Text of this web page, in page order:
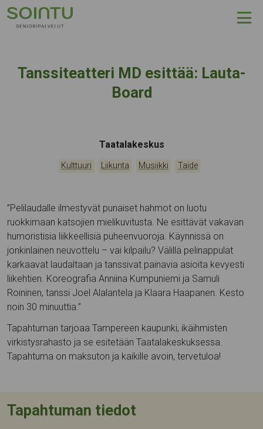
Hyppää sisältöön
Tanssiteatteri MD esittää: Lauta-
Board
Tapahtumapaikka:
Taatalakeskus
Kategoriat:
Kulttuuri Liikunta Musiikki Taide
”Pelilaudalle ilmestyvät punaiset hahmot on luotu
ruokkimaan katsojien mielikuvitusta. Ne esittävät vakavan
humoristisia liikkeellisiä puheenvuoroja. Käynnissä on
jonkinlainen neuvottelu – vai kilpailu? Välillä pelinappulat
karkaavat laudaltaan ja tanssivat painavia asioita kevyesti
liikehtien. Koreografia Anniina Kumpuniemi ja Samuli
Roininen, tanssi Joel Alalantela ja Klaara Haapanen. Kesto
noin 30 minuuttia.”
Tapahtuman tarjoaa Tampereen kaupunki, ikäihmisten
virkistysrahasto ja se esitetään Taatalakeskuksessa.
Tapahtuma on maksuton ja kaikille avoin, tervetuloa!
Tapahtuman tiedot